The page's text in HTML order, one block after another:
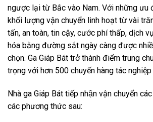
ngược lại từ Bắc vào Nam. Với những ưu
khối lượng vận chuyển linh hoạt từ vài
tấn, an toàn, tin cậy, cước phí thấp, dịch
hóa bằng đường sắt ngày càng được
chọn. Ga Giáp Bát trở thành điểm trung
trọng với hơn 500 chuyến hàng tác
Nhà ga Giáp Bát tiếp nhận vận chuyển
các phương thức sau: